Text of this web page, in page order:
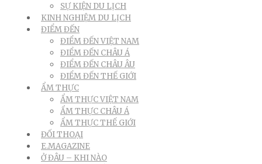
SỰ KIỆN DU LỊCH
KINH NGHIỆM DU LỊCH
ĐIỂM ĐẾN
ĐIỂM ĐẾN VIỆT NAM
ĐIỂM ĐẾN CHÂU Á
ĐIỂM ĐẾN CHÂU ÂU
ĐIỂM ĐẾN THẾ GIỚI
ẨM THỰC
ẨM THỰC VIỆT NAM
ẨM THỰC CHÂU Á
ẨM THỰC THẾ GIỚI
ĐỐI THOẠI
E.MAGAZINE
Ở ĐÂU – KHI NÀO